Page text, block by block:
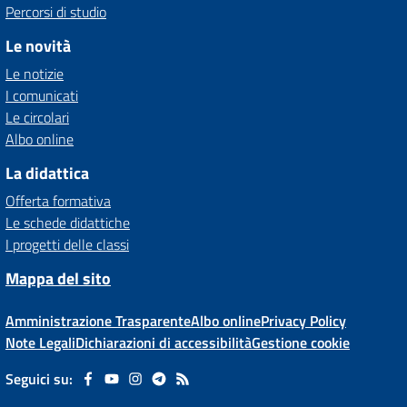
Percorsi di studio
Le novità
Le notizie
I comunicati
Le circolari
Albo online
La didattica
Offerta formativa
Le schede didattiche
I progetti delle classi
Mappa del sito
Amministrazione TrasparenteAlbo onlinePrivacy Policy
Note LegaliDichiarazioni di accessibilitàGestione cookie
Seguici su: